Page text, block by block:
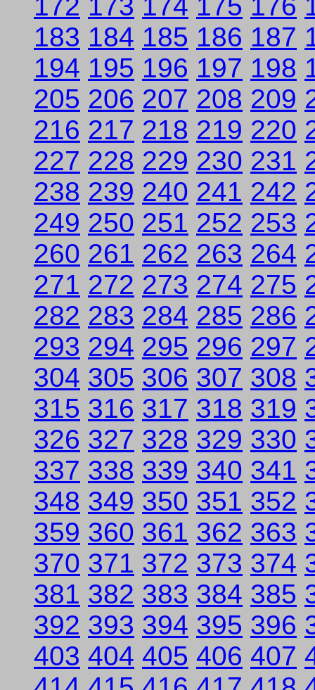
172 173 174 175 176
183 184 185 186 187
194 195 196 197 198
205 206 207 208 209
216 217 218 219 220
227 228 229 230 231
238 239 240 241 242
249 250 251 252 253
260 261 262 263 264
271 272 273 274 275
282 283 284 285 286
293 294 295 296 297
304 305 306 307 308
315 316 317 318 319
326 327 328 329 330
337 338 339 340 341
348 349 350 351 352
359 360 361 362 363
370 371 372 373 374
381 382 383 384 385
392 393 394 395 396
403 404 405 406 407